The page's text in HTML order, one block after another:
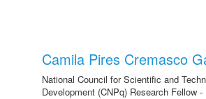
Camila Pires Cremasco
National Council for Scientific and
Development (CNPq) Research Fellow -